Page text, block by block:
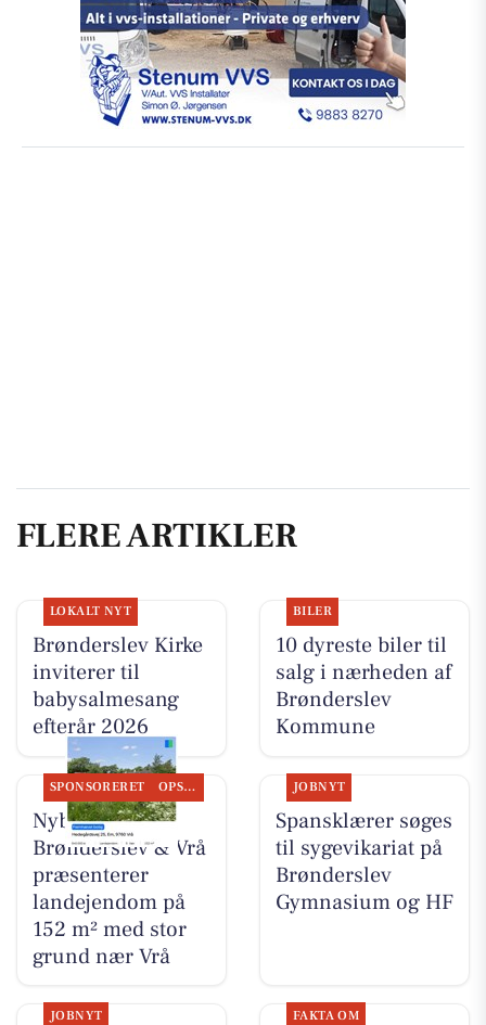
FLERE ARTIKLER
LOKALT NYT
Brønderslev Kirke
inviterer til
babysalmesang
efterår 2026
BILER
10 dyreste biler til
salg i nærheden af
Brønderslev
Kommune
SPONSORERET OPSLAGSTAVLEN
Nybolig
Brønderslev & Vrå
præsenterer
landejendom på
152 m² med stor
grund nær Vrå
JOBNYT
Spansklærer søges
til sygevikariat på
Brønderslev
Gymnasium og HF
JOBNYT FAKTA OM